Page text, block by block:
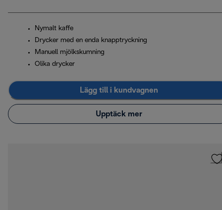
Nymalt kaffe
Drycker med en enda knapptryckning
Manuell mjölkskumning
Olika drycker
Lägg till i kundvagnen
Upptäck mer